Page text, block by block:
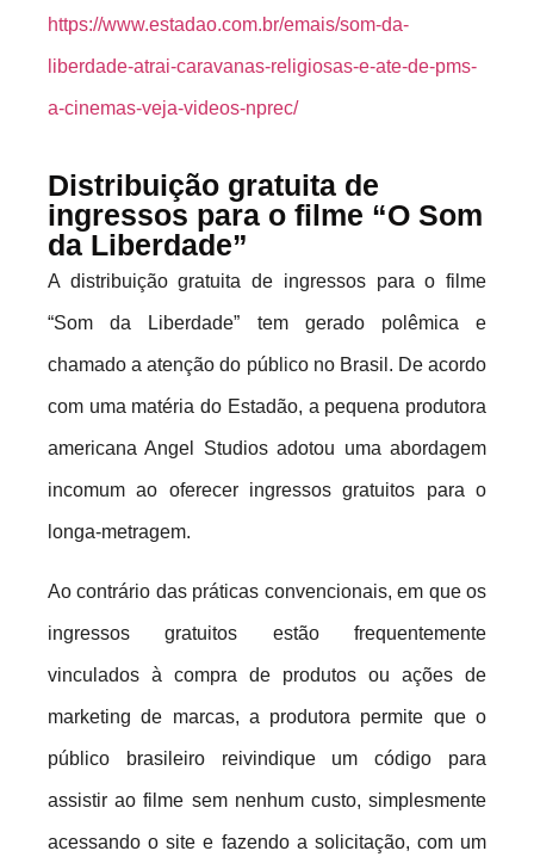
https://www.estadao.com.br/emais/som-da-
liberdade-atrai-caravanas-religiosas-e-ate-de-pms-
a-cinemas-veja-videos-nprec/
Distribuição gratuita de
ingressos para o filme “O Som
da Liberdade”
A distribuição gratuita de ingressos para o filme
“Som da Liberdade” tem gerado polêmica e
chamado a atenção do público no Brasil. De acordo
com uma matéria do Estadão, a pequena produtora
americana Angel Studios adotou uma abordagem
incomum ao oferecer ingressos gratuitos para o
longa-metragem.
Ao contrário das práticas convencionais, em que os
ingressos gratuitos estão frequentemente
vinculados à compra de produtos ou ações de
marketing de marcas, a produtora permite que o
público brasileiro reivindique um código para
assistir ao filme sem nenhum custo, simplesmente
acessando o site e fazendo a solicitação, com um